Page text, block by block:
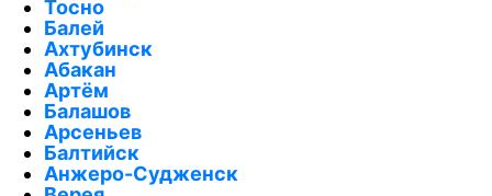
Тосно
Балей
Ахтубинск
Абакан
Артём
Балашов
Арсеньев
Балтийск
Анжеро-Судженск